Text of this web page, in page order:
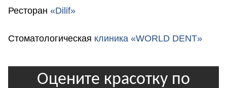
Ресторан «Dilif»
Стоматологическая клиника «WORLD DENT»